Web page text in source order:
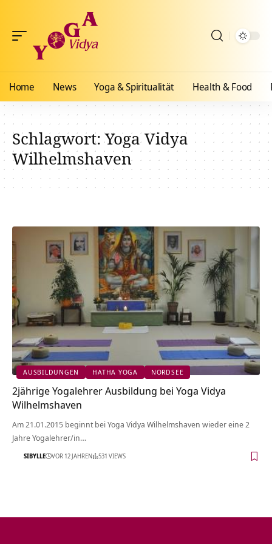
Home News Yoga & Spiritualität Health & Food
Schlagwort:Yoga Vidya
Wilhelmshaven
AUSBILDUNGEN HATHA YOGA NORDSEE
2jährige Yogalehrer Ausbildung bei Yoga Vidya
Wilhelmshaven
Am 21.01.2015 beginnt bei Yoga Vidya Wilhelmshaven wieder eine 2
Jahre Yogalehrer/in…
SIBYLLE VOR 12 JAHREN 531 VIEWS